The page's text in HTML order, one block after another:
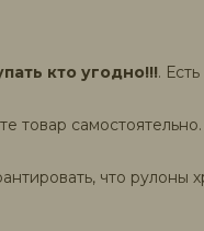
кто угодно!!!.
товар
что рулоны